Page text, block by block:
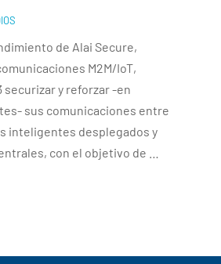
de Alai Secure,
M2M/IoT,
securizar y reforzar -en
sus comunicaciones entre
inteligentes desplegados y
con el objetivo de …